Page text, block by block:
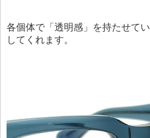
各個体で「透明感」を持たせて
してくれます。